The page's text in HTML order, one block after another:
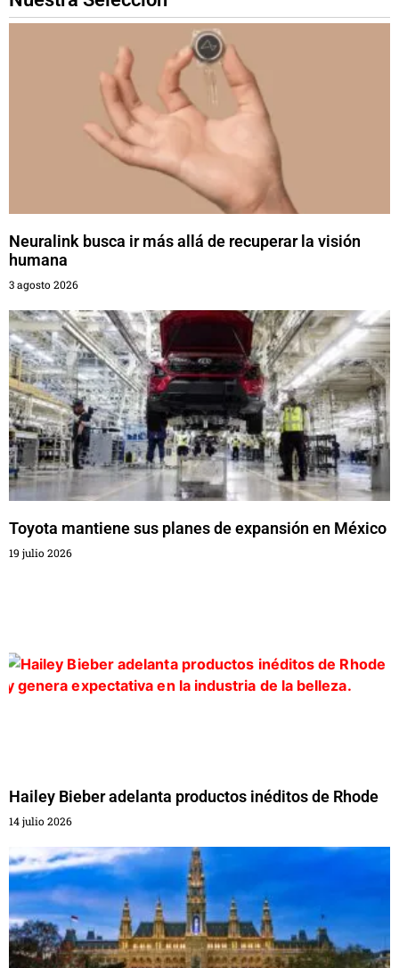
Neuralink busca ir más allá de recuperar la visión
humana
3 agosto 2026
Toyota mantiene sus planes de expansión en México
19 julio 2026
Hailey Bieber adelanta productos inéditos de Rhode
14 julio 2026